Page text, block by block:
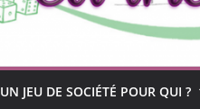
UN JEU DE SOCIÉTÉ POUR QUI ?